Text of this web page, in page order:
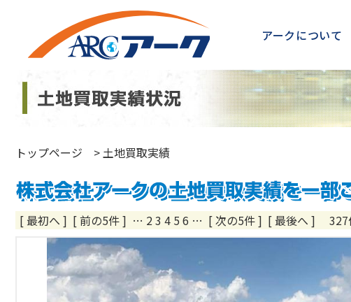
アークについて
トップページ >土地買取実績
[ 最初へ ] [ 前の5件 ] … 23 4 5 6 … [ 次の5件 ] [ 最後へ ] 327